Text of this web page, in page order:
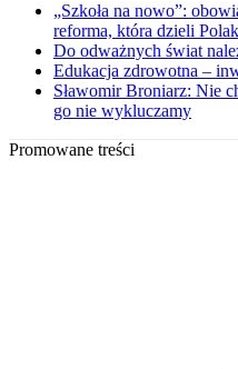
„Szkoła na nowo”:
reforma, która dzieli
Do odważnych świat
Edukacja zdrowotna –
Sławomir Broniarz: Nie
go nie wykluczamy
Promowane treści